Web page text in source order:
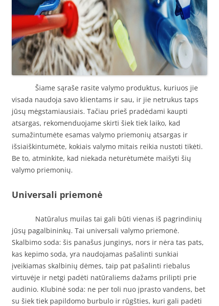
Šiame sąraše rasite valymo produktus, kuriuos jie
visada naudoja savo klientams ir sau, ir jie netrukus taps
jūsų mėgstamiausiais. Tačiau prieš pradėdami kaupti
atsargas, rekomenduojame skirti šiek tiek laiko, kad
sumažintumėte esamas valymo priemonių atsargas ir
išsiaiškintumėte, kokiais valymo mitais reikia nustoti tikėti.
Be to, atminkite, kad niekada neturėtumėte maišyti šių
valymo priemonių.
Universali priemonė
Natūralus muilas tai gali būti vienas iš pagrindinių
jūsų pagalbininkų. Tai universali valymo priemonė.
Skalbimo soda: šis panašus junginys, nors ir nėra tas pats,
kas kepimo soda, yra naudojamas pašalinti sunkiai
įveikiamas skalbinių dėmes, taip pat pašalinti riebalus
virtuvėje ir netgi padėti natūraliems dažams prilipti prie
audinio. Klubinė soda: ne per toli nuo įprasto vandens, bet
su šiek tiek papildomo burbulo ir rūgšties, kuri gali padėti